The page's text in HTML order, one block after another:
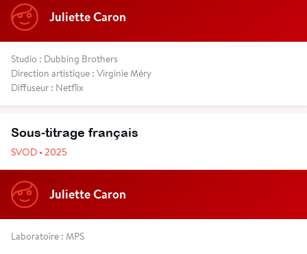
Juliette Caron
Studio : Dubbing Brothers
Direction artistique : Virginie Méry
Diffuseur : Netflix
Sous-titrage français
SVOD • 2025
Juliette Caron
Laboratoire : MPS